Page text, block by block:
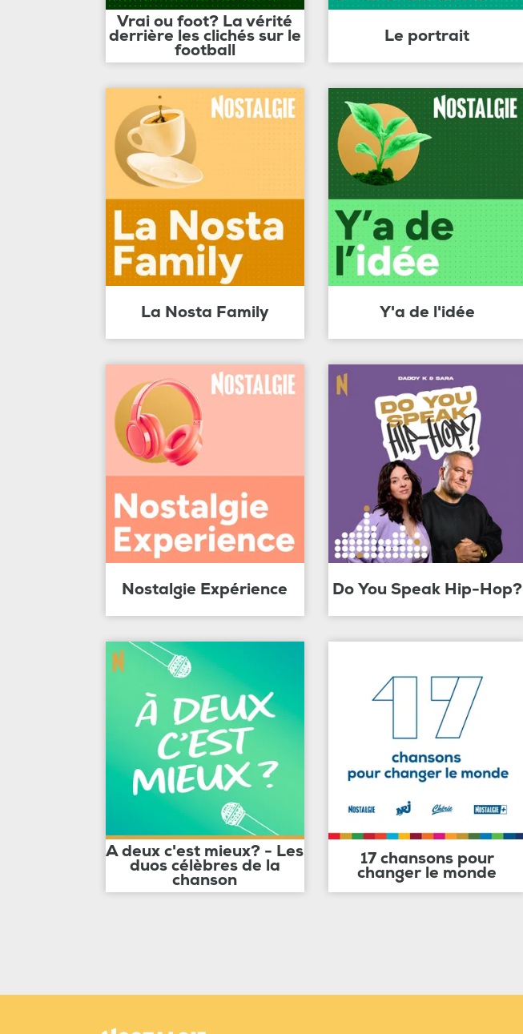
Vrai ou foot? La vérité
derrière les clichés sur le
football
Le portrait
La Nosta Family Y'a de l'idée
Nostalgie Expérience Do You Speak Hip-Hop?
A deux c'est mieux? - Les
duos célèbres de la
chanson
17 chansons pour
changer le monde